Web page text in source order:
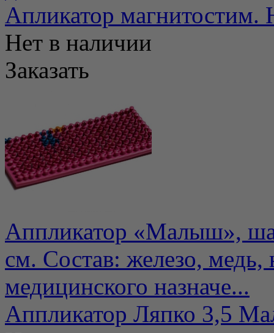
Апликатор
Нет в наличии
Заказать
Аппликатор «Малыш»,
см. Состав: железо, медь,
медицинского назначе...
Аппликатор Ляпко 3,5